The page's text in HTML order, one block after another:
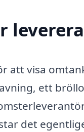
att visa
ett
det